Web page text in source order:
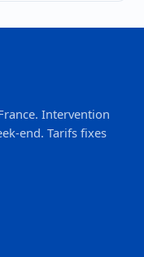
Intervention
end. Tarifs fixes